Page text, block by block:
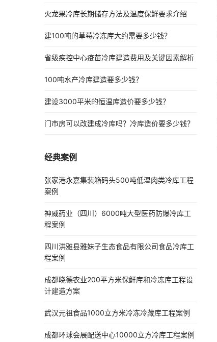
火龙果冷库长期储存方法及温度保鲜要求介绍
建100吨的草莓冷冻库大约需要多少钱？
省级疾控中心疫苗冷库建造费用及关键因素解析
100吨水产冷库建造要多少钱？
建设3000平米的恒温库造价要多少钱？
门市房可以改建成冷库吗？冷库造价要多少钱？
经典案例
张家港永嘉集装箱码头500吨低温肉类冷库工程
案例
神威药业（四川）6000吨大型医药防爆冷库工
程案例
四川洪雅县雅妹子生态食品有限公司食品冷库工
程案例
成都晓德农业200平方米保鲜库和冷冻库工程设
计建造方案
武汉元祖食品1000立方米冷冻冷藏库工程案例
成都环球会展配送中心10000立方冷库工程案例